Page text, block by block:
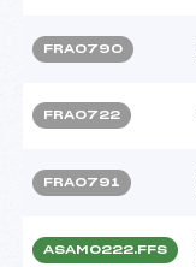
FRA0790
FRA0722
FRA0791
ASAM0222.FFS